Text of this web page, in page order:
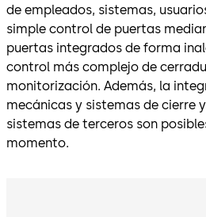
de empleados, sistemas,
simple control de puertas
puertas integrados de forma
control más complejo de
monitorización. Además, la
mecánicas y sistemas de cierre
sistemas de terceros son
momento.